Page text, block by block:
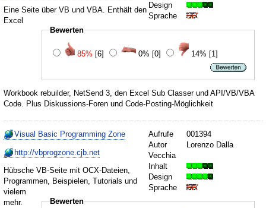
Design
Sprache
Bewerten
85% [6] 0% [0] 14% [1]
Eine Seite über VB und VBA. Enthält den
Excel
Workbook rebuilder, NetSend 3, den Excel Sub Classer und API/VB/VBA
Code. Plus Diskussions-Foren und Code-Posting-Möglichkeit
Aufrufe
001394
Autor
Lorenzo Dalla
Vecchia
Inhalt
Design
Sprache
Bewerten
Visual Basic Programming Zone
http://vbprogzone.cjb.net
Hübsche VB-Seite mit OCX-Dateien,
Programmen, Beispielen, Tutorials und
vielem
mehr.